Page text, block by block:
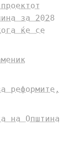
за 2028
ќе се
реформите,
на Општина